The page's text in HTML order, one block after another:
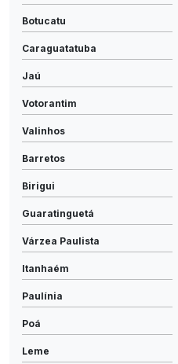
Botucatu
Caraguatatuba
Jaú
Votorantim
Valinhos
Barretos
Birigui
Guaratinguetá
Várzea Paulista
Itanhaém
Paulínia
Poá
Leme